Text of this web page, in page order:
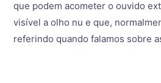
que podem acometer o ouvido
visível a olho nu e que,
referindo quando falamos sobre